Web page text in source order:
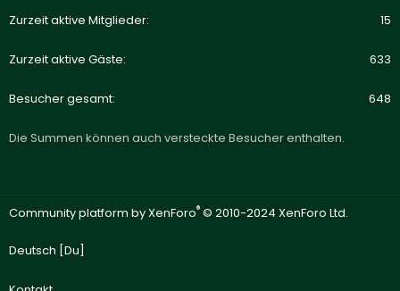
Zurzeit aktive Mitglieder 15
Zurzeit aktive Gäste 633
Besucher gesamt 648
Die Summen können auch versteckte Besucher enthalten.
Community platform by XenForo® © 2010-2024 XenForo Ltd.
Deutsch [Du]